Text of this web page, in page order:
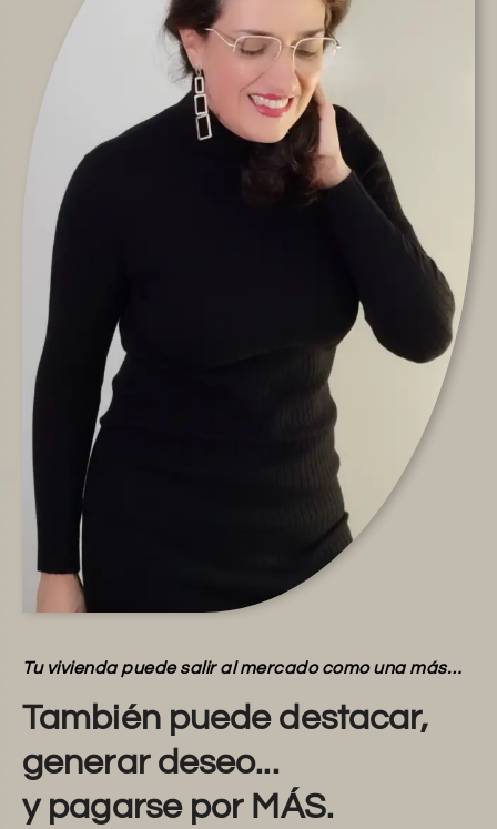
Tu vivienda puede salir al mercado como una más…
También puede destacar,
generar deseo...
y pagarse por MÁS.